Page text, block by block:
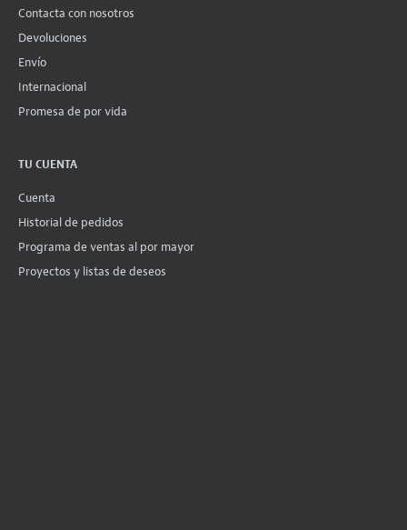
Contacta con nosotros
Devoluciones
Envío
Internacional
Promesa de por vida
TU CUENTA
Cuenta
Historial de pedidos
Programa de ventas al por mayor
Proyectos y listas de deseos